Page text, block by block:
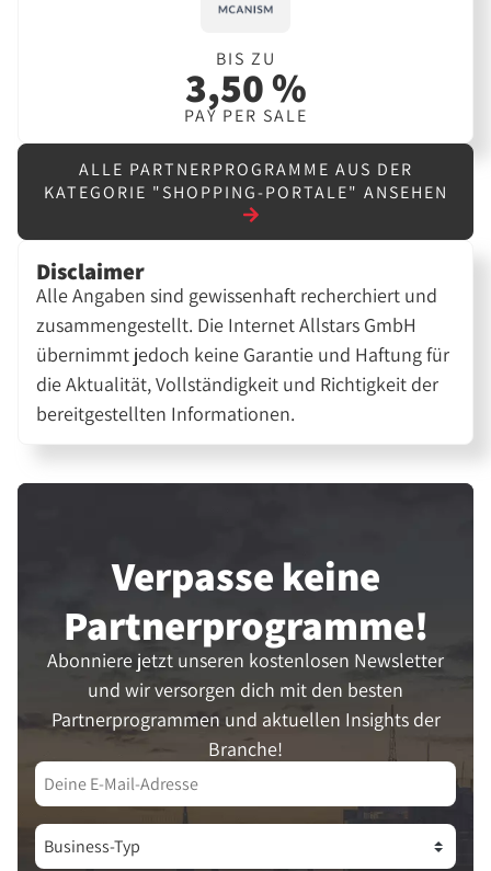
BIS ZU
3,50 %
PAY PER SALE
ALLE PARTNERPROGRAMME AUS DER
KATEGORIE "SHOPPING-PORTALE" ANSEHEN
Disclaimer
Alle Angaben sind gewissenhaft recherchiert und
zusammengestellt. Die Internet Allstars GmbH
übernimmt jedoch keine Garantie und Haftung für
die Aktualität, Vollständigkeit und Richtigkeit der
bereitgestellten Informationen.
Verpasse keine
Partner­programme!
Abonniere jetzt unseren kostenlosen Newsletter
und wir versorgen dich mit den besten
Partnerprogrammen und aktuellen Insights der
Branche!